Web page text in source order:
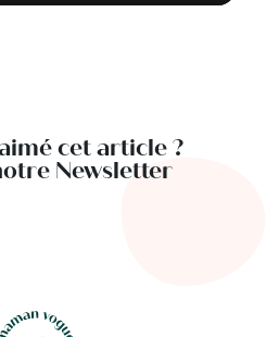
cet article ?
Newsletter